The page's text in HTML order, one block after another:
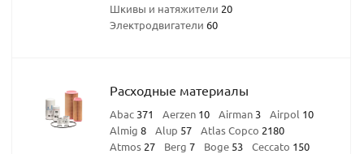
Шкивы и натяжители 20
Электродвигатели 60
Расходные материалы
Abac 371 Aerzen 10 Airman 3 Airpol 10
Almig 8 Alup 57 Atlas Copco 2180
Atmos 27 Berg 7 Boge 53 Ceccato 150